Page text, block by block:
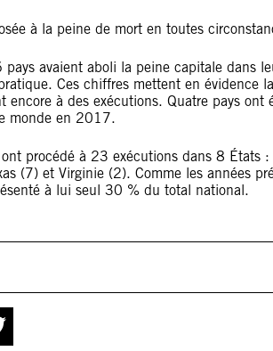
à la peine de mort en toutes
avaient aboli la peine capitale dans
Ces chiffres mettent en évidence
encore à des exécutions. Quatre pays
monde en 2017.
procédé à 23 exécutions dans 8 États
(7) et Virginie (2). Comme les années
à lui seul 30 % du total national.